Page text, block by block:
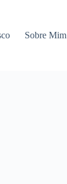
Sobre Mim